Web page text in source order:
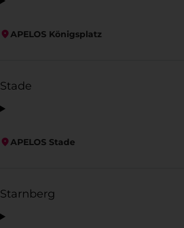
APELOS Königsplatz
Stade
APELOS Stade
Starnberg